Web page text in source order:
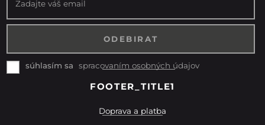
Zadajte váš email
súhlasím sa spracovaním osobných údajov
FOOTER_TITLE1
Doprava a platba